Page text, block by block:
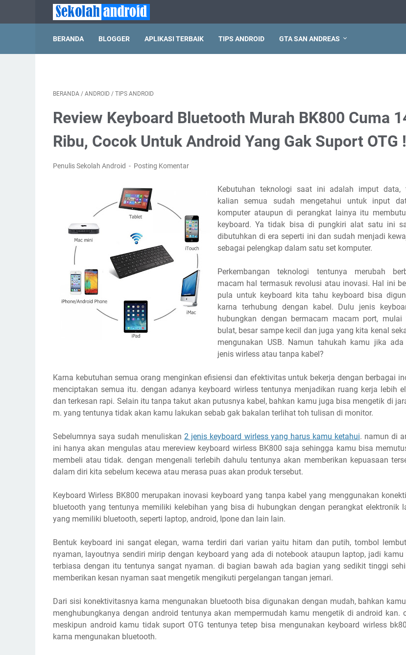
BERANDA BLOGGER APLIKASI TERBAIK TIPS ANDROID GTA SAN ANDREAS
BERANDA / ANDROID / TIPS ANDROID
Review Keyboard Bluetooth Murah BK800 Cuma
Ribu, Cocok Untuk Android Yang Gak Suport OTG !
Penulis Sekolah Android Posting Komentar
Kebutuhan teknologi saat ini adalah imput data,
kalian semua sudah mengetahui untuk input
komputer ataupun di perangkat lainya itu
keyboard. Ya tidak bisa di pungkiri alat satu ini
dibutuhkan di era seperti ini dan sudah menjadi
sebagai pelengkap dalam satu set komputer.
Perkembangan teknologi tentunya merubah
macam hal termasuk revolusi atau inovasi. Hal ini
pula untuk keyboard kita tahu keyboard bisa
karna terhubung dengan kabel. Dulu jenis
hubungkan dengan bermacam macam port, mulai
bulat, besar sampe kecil dan juga yang kita kenal
mengunakan USB. Namun tahukah kamu jika
jenis wirless atau tanpa kabel?
Karna kebutuhan semua orang menginkan efisiensi dan efektivitas untuk bekerja dengan berbagai
menciptakan semua itu. dengan adanya keyboard wirless tentunya menjadikan ruang kerja lebih
dan terkesan rapi. Selain itu tanpa takut akan putusnya kabel, bahkan kamu juga bisa mengetik di
m. yang tentunya tidak akan kamu lakukan sebab gak bakalan terlihat toh tulisan di monitor.
Sebelumnya saya sudah menuliskan2 jenis keyboard wirless yang harus kamu ketahui. namun di
ini hanya akan mengulas atau mereview keyboard wirless BK800 saja sehingga kamu bisa
membeli atau tidak. dengan mengenali terlebih dahulu tentunya akan memberikan kepuasaan
dalam diri kita sebelum kecewa atau merasa puas akan produk tersebut.
Keyboard Wirless BK800 merupakan inovasi keyboard yang tanpa kabel yang menggunakan
bluetooth yang tentunya memiliki kelebihan yang bisa di hubungkan dengan perangkat elektronik
yang memiliki bluetooth, seperti laptop, android, Ipone dan lain lain.
Bentuk keyboard ini sangat elegan, warna terdiri dari varian yaitu hitam dan putih, tombol
nyaman, layoutnya sendiri mirip dengan keyboard yang ada di notebook ataupun laptop, jadi kamu
terbiasa dengan itu tentunya sangat nyaman. di bagian bawah ada bagian yang sedikit tinggi
memberikan kesan nyaman saat mengetik mengikuti pergelangan tangan jemari.
Dari sisi konektivitasnya karna mengunakan bluetooth bisa digunakan dengan mudah, bahkan
menghubungkanya dengan android tentunya akan mempermudah kamu mengetik di android kan.
meskipun android kamu tidak suport OTG tentunya tetep bisa mengunakan keyboard wirless
karna mengunakan bluetooth.